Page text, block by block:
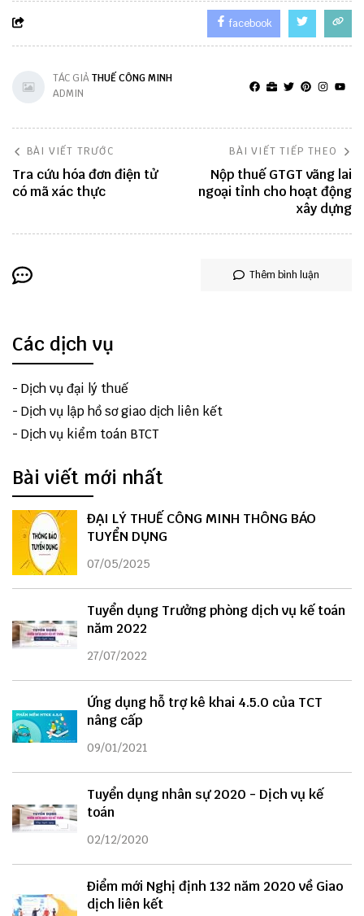
facebook
TÁC GIẢTHUẾ CÔNG MINH
ADMIN
BÀI VIẾT TRƯỚC
Tra cứu hóa đơn điện tử
có mã xác thực
BÀI VIẾT TIẾP THEO
Nộp thuế GTGT vãng lai
ngoại tỉnh cho hoạt động
xây dựng
Thêm bình luận
Các dịch vụ
- Dịch vụ đại lý thuế
- Dịch vụ lập hồ sơ giao dịch liên kết
- Dịch vụ kiểm toán BTCT
Bài viết mới nhất
ĐẠI LÝ THUẾ CÔNG MINH THÔNG BÁO
TUYỂN DỤNG
07/05/2025
Tuyển dụng Trưởng phòng dịch vụ kế toán
năm 2022
27/07/2022
Ứng dụng hỗ trợ kê khai 4.5.0 của TCT
nâng cấp
09/01/2021
Tuyển dụng nhân sự 2020 - Dịch vụ kế
toán
02/12/2020
Điểm mới Nghị định 132 năm 2020 về Giao
dịch liên kết